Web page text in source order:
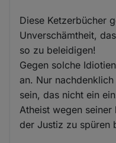
Diese Ketzerbücher
Unverschämtheit,
so zu beleidigen!
Gegen solche
an. Nur
sein, das nicht ein
Atheist wegen
der Justiz zu spüren